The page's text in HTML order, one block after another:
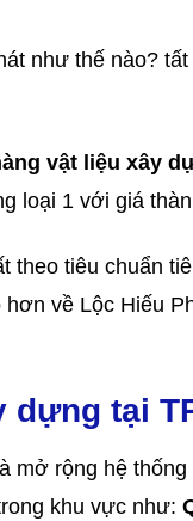
như thế nào?
vật liệu xây
loại 1 với giá
tiêu chuẩn
về Lộc Hiếu
tại
mở rộng hệ
khu vực như: